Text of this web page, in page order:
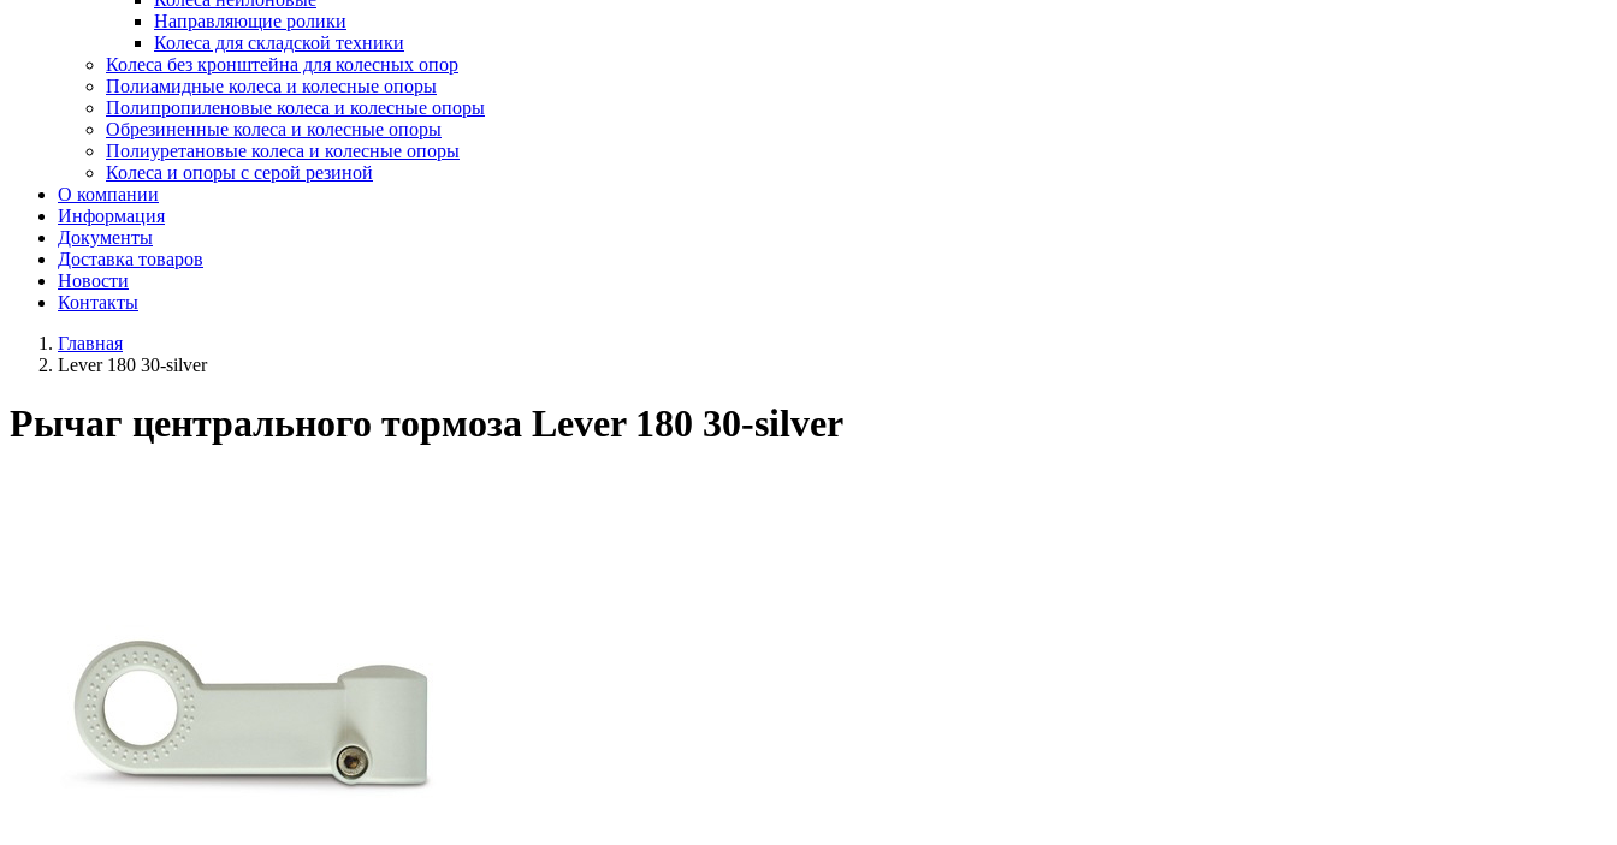
Направляющие ролики
Колеса для складской техники
Колеса без кронштейна для колесных опор
Полиамидные колеса и колесные опоры
Полипропиленовые колеса и колесные опоры
Обрезиненные колеса и колесные опоры
Полиуретановые колеса и колесные опоры
Колеса и опоры с серой резиной
О компании
Информация
Документы
Доставка товаров
Новости
Контакты
Главная
Lever 180 30-silver
Рычаг центрального тормоза Lever 180 30-silver